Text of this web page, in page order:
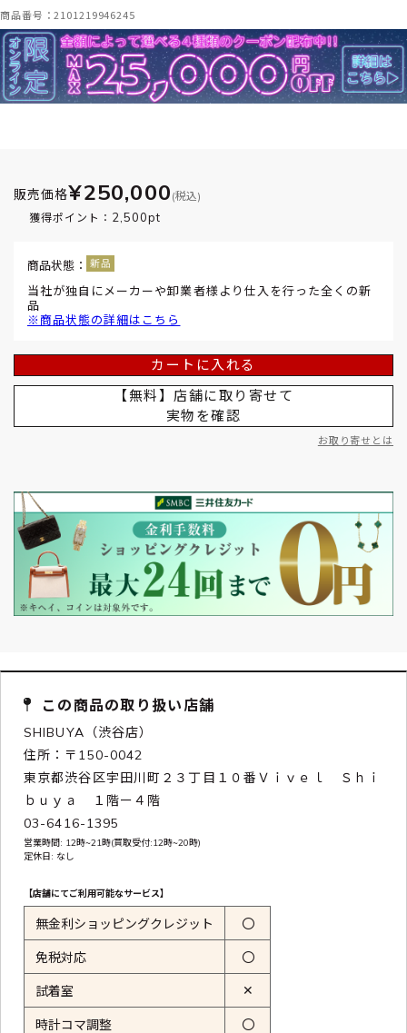
商品番号：2101219946245
販売価格¥250,000 (税込)
獲得ポイント： 2,500pt
商品状態：
当社が独自にメーカーや卸業者様より仕入を行った全くの新
品
※商品状態の詳細はこちら
カートに入れる
【無料】店舗に取り寄せて
実物を確認
お取り寄せとは
この商品の取り扱い店舗
SHIBUYA（渋谷店）
住所：〒150-0042
東京都渋谷区宇田川町２３丁目１０番Ｖｉｖｅｌ Ｓｈｉ
ｂｕｙａ １階ー４階
03-6416-1395
営業時間: 12時~21時(買取受付:12時~20時)
定休日: なし
【店舗にてご利用可能なサービス】
無金利ショッピングクレジット 〇
免税対応 〇
試着室 ✕
時計コマ調整 〇